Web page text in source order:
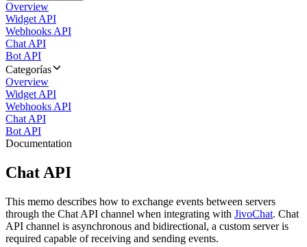
Overview
Widget API
Webhooks API
Chat API
Bot API
Categorías
Overview
Widget API
Webhooks API
Chat API
Bot API
Documentation
Chat API
This memo describes how to exchange events between servers
through the Chat API channel when integrating with JivoChat. Chat
API channel is asynchronous and bidirectional, a custom server is
required capable of receiving and sending events.